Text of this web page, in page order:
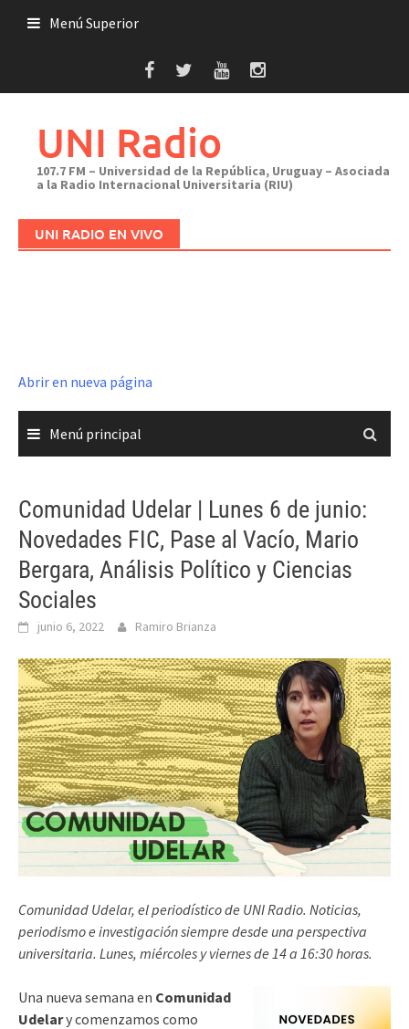
Menú Superior
UNI Radio
107.7 FM – Universidad de la República, Uruguay – Asociada
a la Radio Internacional Universitaria (RIU)
UNI RADIO EN VIVO
Abrir en nueva página
Menú principal
Comunidad Udelar | Lunes 6 de junio:
Novedades FIC, Pase al Vacío, Mario
Bergara, Análisis Político y Ciencias
Sociales
junio 6, 2022 Ramiro Brianza
Comunidad Udelar, el periodístico de UNI Radio. Noticias,
periodismo e investigación siempre desde una perspectiva
universitaria. Lunes, miércoles y viernes de 14 a 16:30 horas.
Una nueva semana en Comunidad
Udelary comenzamos como